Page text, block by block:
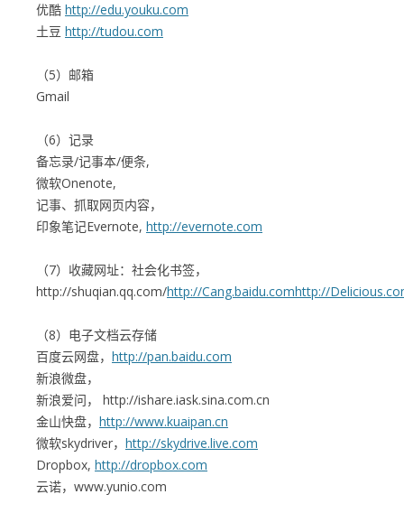
优酷 http://edu.youku.com
土豆 http://tudou.com
（5）邮箱
Gmail
（6）记录
备忘录/记事本/便条,
微软Onenote,
记事、抓取网页内容，
印象笔记Evernote, http://evernote.com
（7）收藏网址：社会化书签，
http://shuqian.qq.com/http://Cang.baidu.comhttp://
（8）电子文档云存储
百度云网盘， http://pan.baidu.com
新浪微盘，
新浪爱问， http://ishare.iask.sina.com.cn
金山快盘， http://www.kuaipan.cn
微软skydriver， http://skydrive.live.com
Dropbox, http://dropbox.com
云诺， www.yunio.com